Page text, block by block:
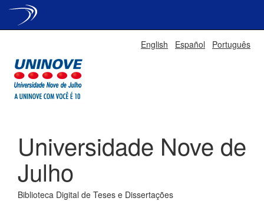
English Español Português
Universidade Nove de
Julho
Biblioteca Digital de Teses e Dissertações